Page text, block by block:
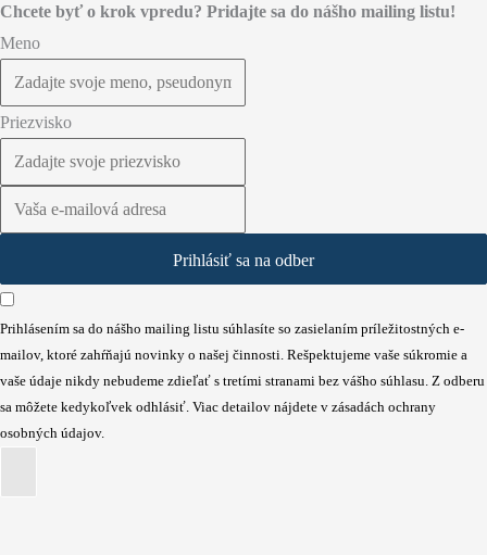
Chcete byť o krok vpredu? Pridajte sa do nášho mailing listu!
Meno
Priezvisko
Prihlásiť sa na odber
Prihlásením sa do nášho mailing listu súhlasíte so zasielaním príležitostných e-
mailov, ktoré zahŕňajú novinky o našej činnosti. Rešpektujeme vaše súkromie a
vaše údaje nikdy nebudeme zdieľať s tretími stranami bez vášho súhlasu. Z odberu
sa môžete kedykoľvek odhlásiť. Viac detailov nájdete v zásadách ochrany
osobných údajov.